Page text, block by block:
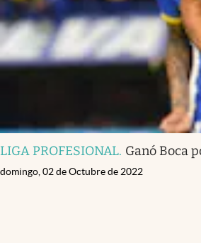
LIGA PROFESIONAL. Ganó Boca
domingo, 02 de Octubre de 2022